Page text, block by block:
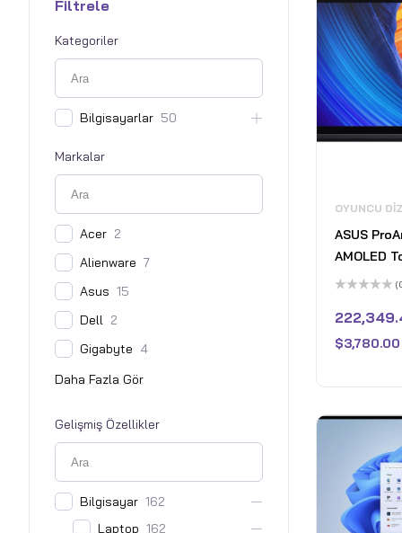
Filtrele
Kategoriler
Bilgisayarlar 50
Markalar
Acer 2
Alienware 7
Asus 15
Dell 2
Gigabyte 4
Gelişmiş Özellikler
Bilgisayar 162
Laptop 162
OYUNCU
ASUS
AMOLED
WQUXGA
HX370 -
GeForce
üzerinden
0
aldı
$3,780.00